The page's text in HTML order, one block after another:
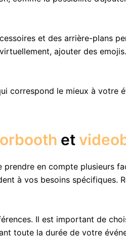
et des arrière-plans
ajouter des
correspond le mieux à votre
et
en compte plusieurs
à vos besoins spécifiques.
Il est important de
toute la durée de votre